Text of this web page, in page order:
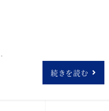
続きを読む